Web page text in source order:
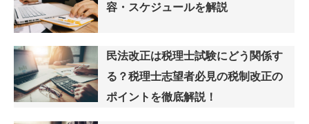
容・スケジュールを解説
民法改正は税理士試験にどう関係す
る？税理士志望者必見の税制改正の
ポイントを徹底解説！